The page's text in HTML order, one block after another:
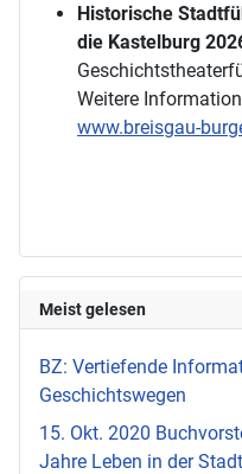
Historische
die Kastelburg
Weitere
www.breisgau-
Meist gelesen
BZ: Vertiefende
Geschichtswegen
15. Okt. 2020
Jahre Leben in der